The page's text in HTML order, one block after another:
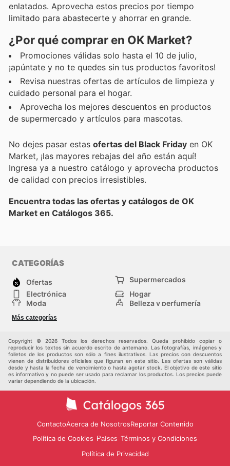
enlatados. Aprovecha estos precios por tiempo
limitado para abastecerte y ahorrar en grande.
¿Por qué comprar en OK Market?
Promociones válidas solo hasta el 10 de julio,
¡apúntate y no te quedes sin tus productos favoritos!
Revisa nuestras ofertas de artículos de limpieza y
cuidado personal para el hogar.
Aprovecha los mejores descuentos en productos
de supermercado y artículos para mascotas.
No dejes pasar estas ofertas del Black Friday en OK
Market, ¡las mayores rebajas del año están aquí!
Ingresa ya a nuestro catálogo y aprovecha productos
de calidad con precios irresistibles.
Encuentra todas las ofertas y catálogos de OK
Market en Catálogos 365.
CATEGORÍAS
Ofertas
Supermercados
Electrónica
Hogar
Moda
Belleza y perfumería
Deporte
Más categorías
Copyright © 2026 Todos los derechos reservados. Queda prohibido copiar o
reproducir los textos sin acuerdo escrito de antemano. Las fotografías, imágenes y
folletos de los productos son sólo a fines ilustrativos. Las precios con descuentos
vienen de distribuidores oficiales que figuran en este sitio. Las ofertas son válidas
desde y hasta la fecha de vencimiento o hasta agotar stock. El objetivo de este sitio
es informativo y no puede ser usado para reclamar los productos. Los precios puede
variar dependiendo de la ubicación.
ContactoAcerca de NosotrosReportar Contenido
Política de Cookies Países Términos y Condiciones
Política de Privacidad